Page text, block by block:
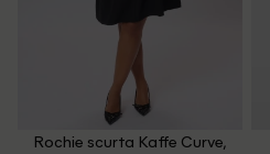
Rochie scurta Kaffe Curve,